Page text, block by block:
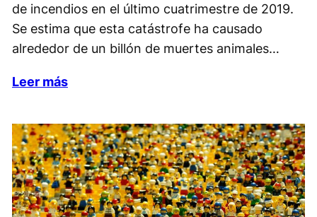
de incendios en el último cuatrimestre de 2019.
Se estima que esta catástrofe ha causado
alrededor de un billón de muertes animales…
Leer más